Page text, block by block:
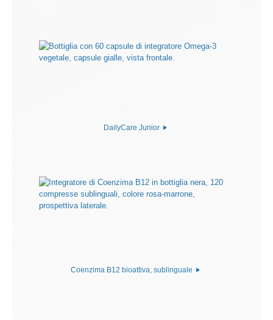
DailyCare Junior
Coenzima B12 bioattiva, sublinguale